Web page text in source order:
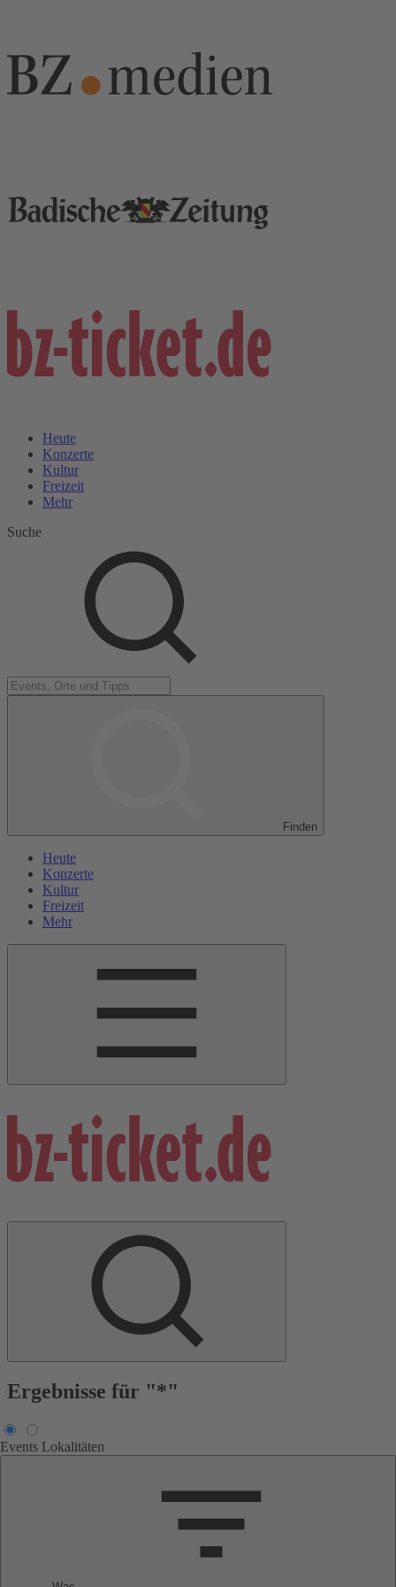
Heute
Konzerte
Kultur
Freizeit
Mehr
Suche
Finden
Heute
Konzerte
Kultur
Freizeit
Mehr
Ergebnisse für "*"
Events Lokalitäten